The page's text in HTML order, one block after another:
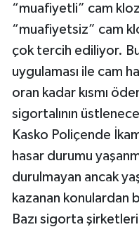
“muafiyetli” cam
“muafiyetsiz” cam
çok tercih ediliyor.
uygulaması ile cam
oran kadar kısmı
sigortalının
Kasko Poliçende
hasar durumu
durulmayan ancak
kazanan konulardan
Bazı sigorta